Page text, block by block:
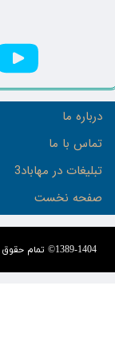
1389-1404© تمام حقوق این سایت متعلق به پایگاه خبری
درباره ما
تماس با ما
تبلیغات در مهاباد3
صفحه نخست